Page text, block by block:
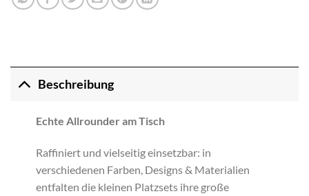
Beschreibung
Echte Allrounder am Tisch
Raffiniert und vielseitig einsetzbar: in
verschiedenen Farben, Designs & Materialien
entfalten die kleinen Platzsets ihre große